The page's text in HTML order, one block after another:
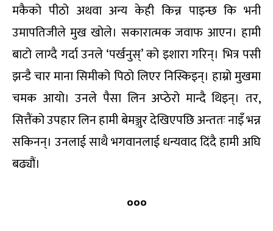
मकैको पीठो अथवा अन्य केही किन्न पाइन्छ कि भनी
उमापतिजीले मुख खोले। सकारात्मक जवाफ आएन। हामी
बाटो लाग्दै गर्दा उनले ‘पर्खनुस्’ को इशारा गरिन्। भित्र पसी
झन्डै चार माना सिमीको पिठो लिएर निस्किइन्। हाम्रो मुखमा
चमक आयो। उनले पैसा लिन अप्ठेरो मान्दै थिइन्। तर,
सित्तैंको उपहार लिन हामी बेमञ्जुर देखिएपछि अन्ततः नाइँ भन्न
सकिनन्। उनलाई साथै भगवानलाई धन्यवाद दिंदै हामी अघि
बढ्यौं।
०००